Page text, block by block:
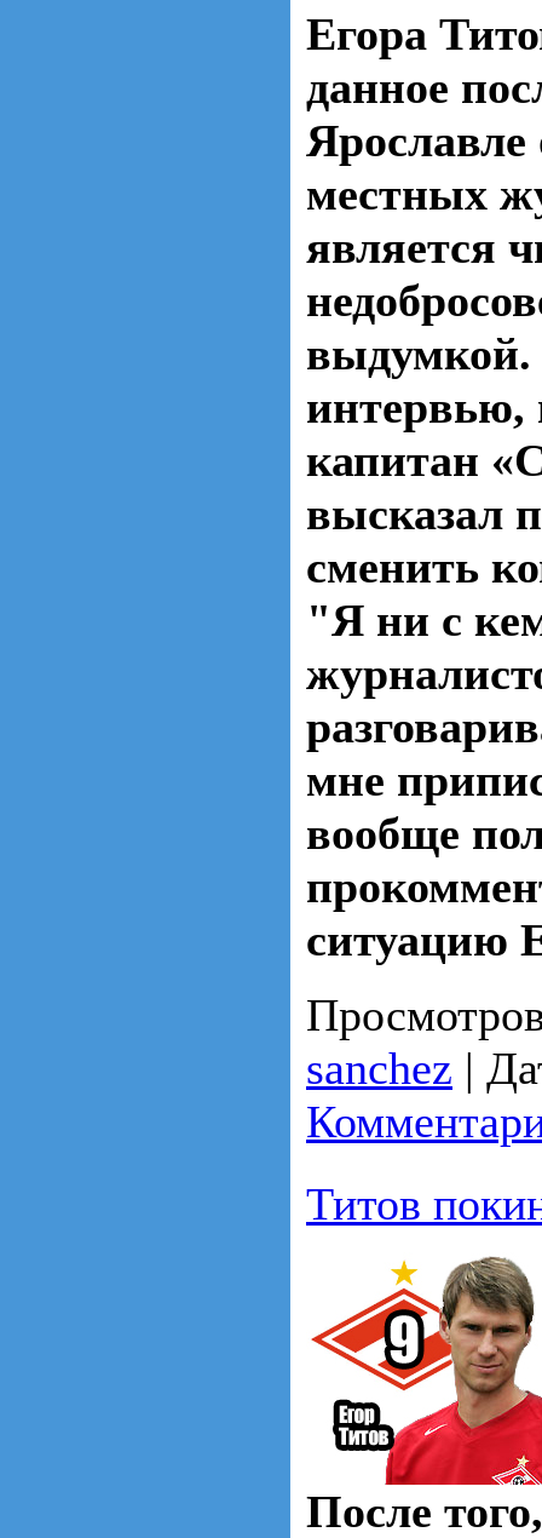
Егора
данное
Ярославле
местных
является
выдумкой.
интервью,
капитан
высказал
сменить
"Я ни с
мне
вообще
ситуацию
sanchez |
Титов
После